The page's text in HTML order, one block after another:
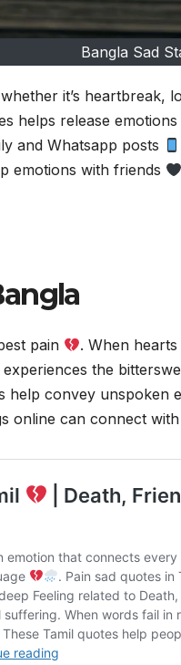
Bangla Sad
it’s heartbreak,
helps release
and Whatsapp posts
emotions with friends
pain
. When
the
help convey
online can connect